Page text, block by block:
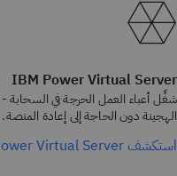
IBM Power Virtual Server
شغِّل أعباء العمل الحرجة في السحابة -
الهجينة دون الحاجة إلى إعادة المنصة.
استكشف IBM Power Virtual Server